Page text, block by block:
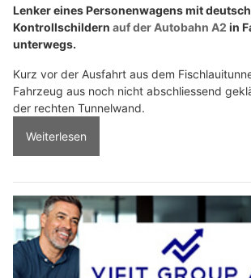
Lenker eines Personenwagens mit
Kontrollschildern auf der Autobahn A2 in
unterwegs.
Kurz vor der Ausfahrt aus dem
Fahrzeug aus noch nicht abschliessend
der rechten Tunnelwand.
Weiterlesen